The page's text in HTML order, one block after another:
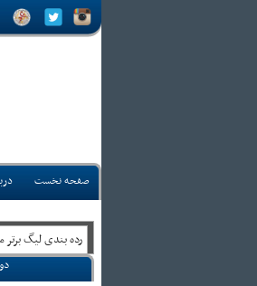
صفحه نخست
رده بندی ليگ برتر